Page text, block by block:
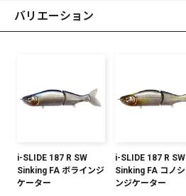
バリエーション
i-SLIDE 187 R SW
Sinking FA ボラインジ
ケーター
i-SLIDE 187 R SW
Sinking FA コノ
ンジケーター